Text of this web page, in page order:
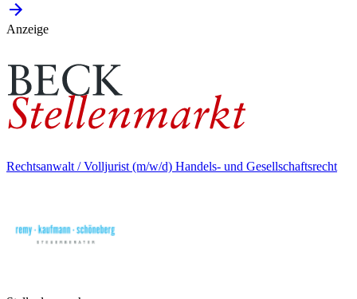
Anzeige
Rechtsanwalt / Volljurist (m/w/d) Handels- und Gesellschaftsrecht